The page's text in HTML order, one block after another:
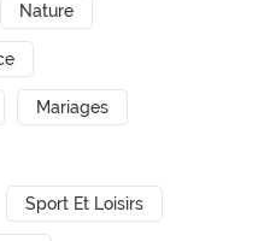
Nature
Mariages
Sport Et Loisirs